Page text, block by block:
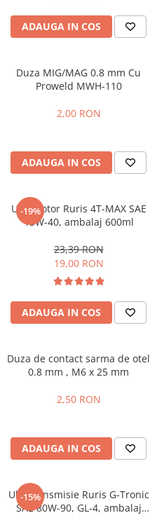
Pompe de apa
Accesorii pompe
Motopompe
Pompe de circulatie
Pompe de suprafata
Pompe submersibile
Pompe submersibile apa
Rezervoare din polietilena
Suflante frunze
Tocatoare crengi si furaje
Incaltaminte
Manusi si palmare
Protectie mecanica
Protectie sudura
Casti de protectie
Ochelari si viziere de protectie
Echipamente platforma cu
ADAUGA IN COS
Duza MIG/MAG 0.8 mm Cu
Proweld MWH-110
2,00 RON
ADAUGA IN COS
-19%
Ulei motor Ruris 4T-MAX SAE
15W-40, ambalaj 600ml
23,39 RON
19,00 RON
ADAUGA IN COS
Duza de contact sarma de otel
0.8 mm , M6 x 25 mm
2,50 RON
ADAUGA IN COS
-15%
Ulei transmisie Ruris G-Tronic
SAE 80W-90, GL-4, ambalaj